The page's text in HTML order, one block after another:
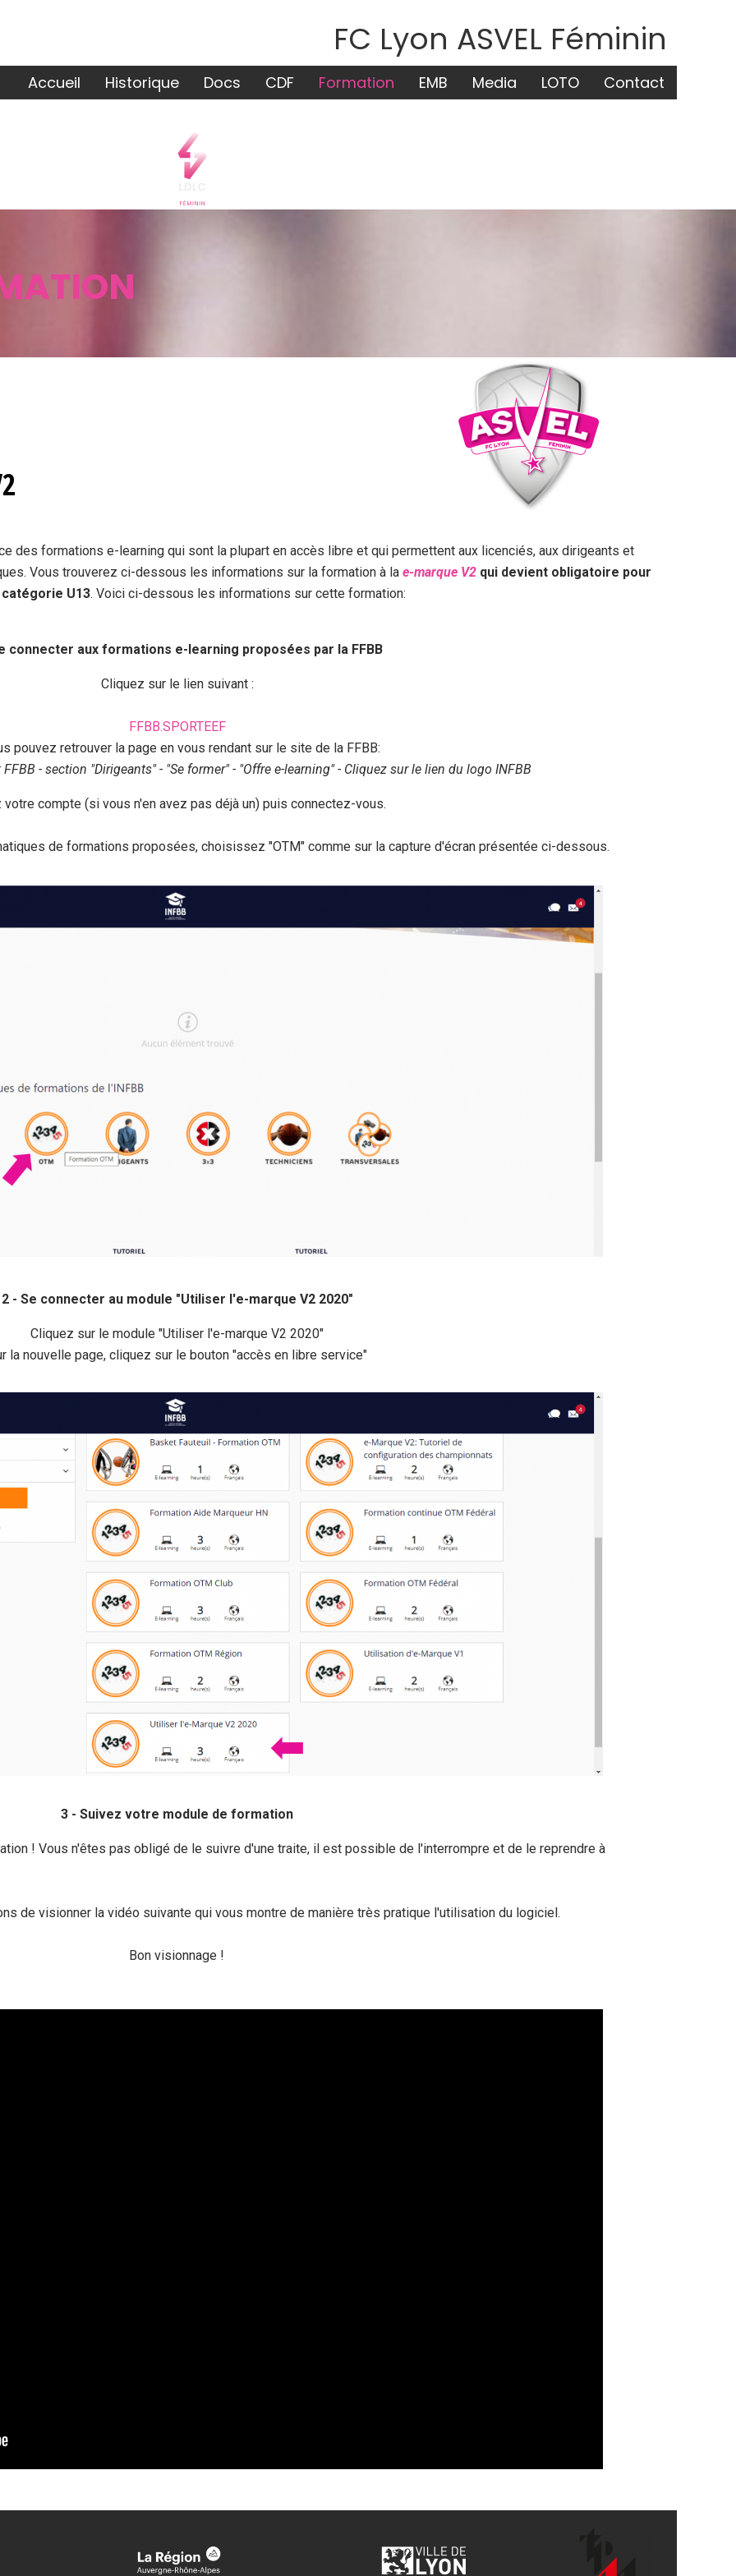
FC Lyon ASVEL Féminin
Accueil Historique Docs CDF Formation EMB Media LOTO Contact
des formations e-learning qui sont la plupart en accès libre et qui permettent aux licenciés, aux dirigeants et
Vous trouverez ci-dessous les informations sur la formation à la e-marque V2 qui devient obligatoire pour
U13. Voici ci-dessous les informations sur cette formation:
connecter aux formations e-learning proposées par la FFBB
Cliquez sur le lien suivant :
FFBB.SPORTEEF
pouvez retrouver la page en vous rendant sur le site de la FFBB:
"Dirigeants" - "Se former" - "Offre e-learning" - Cliquez sur le lien du logo INFBB
votre compte (si vous n'en avez pas déjà un) puis connectez-vous.
de formations proposées, choisissez "OTM" comme sur la capture d'écran présentée ci-dessous.
2 - Se connecter au module "Utiliser l'e-marque V2 2020"
Cliquez sur le module "Utiliser l'e-marque V2 2020"
la nouvelle page, cliquez sur le bouton "accès en libre service"
3 - Suivez votre module de formation
! Vous n'êtes pas obligé de le suivre d'une traite, il est possible de l'interrompre et de le reprendre à
de visionner la vidéo suivante qui vous montre de manière très pratique l'utilisation du logiciel.
Bon visionnage !